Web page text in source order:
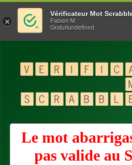
Le mot
pas valide au
Vérificateur Mot
Fabien M
Gratuitundefined